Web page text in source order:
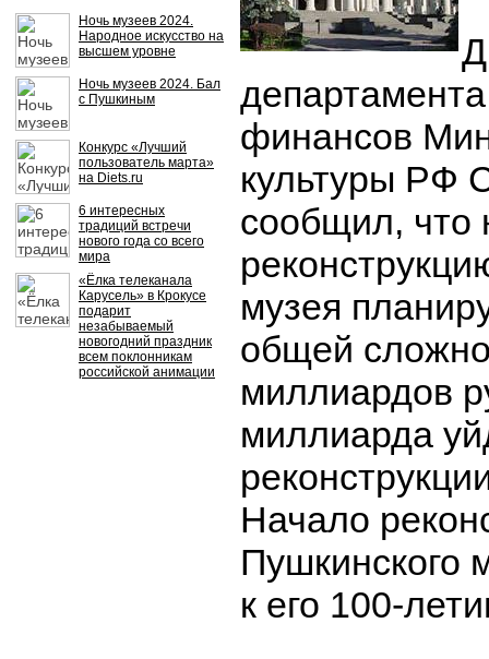
Ночь музеев 2024.
Народное искусство на
высшем уровне
Ночь музеев 2024. Бал
с Пушкиным
Конкурс «Лучший
пользователь марта»
на Diets.ru
6 интересных
традиций встречи
нового года со всего
мира
«Ёлка телеканала
Карусель» в Крокусе
подарит
незабываемый
новогодний праздник
всем поклонникам
российской анимации
финансов
культуры РФ
сообщил, что
музея
общей
миллиардов
миллиарда
Начало
Пушкинского
к его 100-